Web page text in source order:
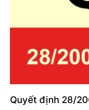
Quyết định 28/